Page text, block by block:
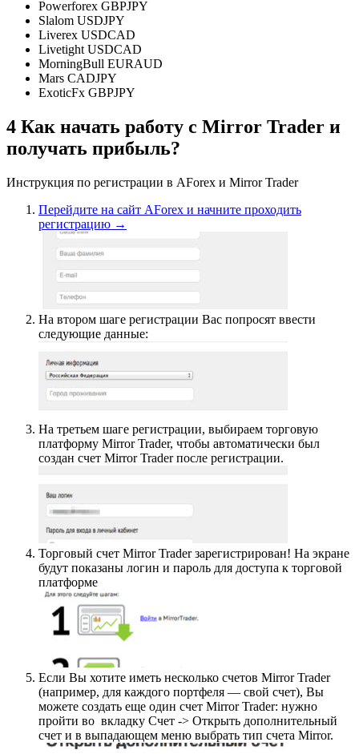
Powerforex GBPJPY
Slalom USDJPY
Liverex USDCAD
Livetight USDCAD
MorningBull EURAUD
Mars CADJPY
ExoticFx GBPJPY
4 Как начать работу с Mirror Trader и
получать прибыль?
Инструкция по регистрации в AForex и Mirror Trader
Перейдите на сайт AForex и начните проходить
регистрацию →
На втором шаге регистрации Вас попросят ввести
следующие данные:
На третьем шаге регистрации, выбираем торговую
платформу Mirror Trader, чтобы автоматически был
создан счет Mirror Trader после регистрации.
Торговый счет Mirror Trader зарегистрирован! На экране
будут показаны логин и пароль для доступа к торговой
платформе
Если Вы хотите иметь несколько счетов Mirror Trader
(например, для каждого портфеля — свой счет), Вы
можете создать еще один счет Mirror Trader: нужно
пройти во вкладку Счет -> Открыть дополнительный
счет и в выпадающем меню выбрать тип счета Mirror.